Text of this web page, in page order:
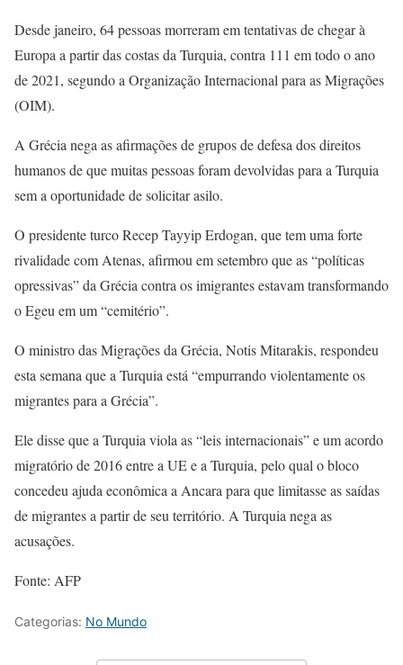
Desde janeiro, 64 pessoas morreram em tentativas de chegar à
Europa a partir das costas da Turquia, contra 111 em todo o ano
de 2021, segundo a Organização Internacional para as Migrações
(OIM).
A Grécia nega as afirmações de grupos de defesa dos direitos
humanos de que muitas pessoas foram devolvidas para a Turquia
sem a oportunidade de solicitar asilo.
O presidente turco Recep Tayyip Erdogan, que tem uma forte
rivalidade com Atenas, afirmou em setembro que as “políticas
opressivas” da Grécia contra os imigrantes estavam transformando
o Egeu em um “cemitério”.
O ministro das Migrações da Grécia, Notis Mitarakis, respondeu
esta semana que a Turquia está “empurrando violentamente os
migrantes para a Grécia”.
Ele disse que a Turquia viola as “leis internacionais” e um acordo
migratório de 2016 entre a UE e a Turquia, pelo qual o bloco
concedeu ajuda econômica a Ancara para que limitasse as saídas
de migrantes a partir de seu território. A Turquia nega as
acusações.
Fonte: AFP
Categorias: No Mundo